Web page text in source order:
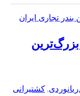
, کشتیرانی